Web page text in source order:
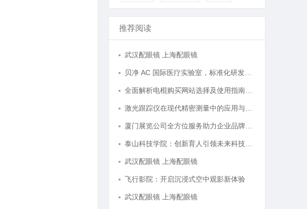
推荐阅读
武汉配眼镜 上海配眼镜
武汉配眼镜 上海配眼镜
飞行影院：开启沉浸式空中观影新体验
武汉配眼镜 上海配眼镜